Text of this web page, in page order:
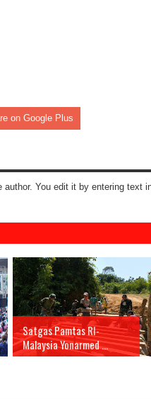
on Google Plus
You edit it by entering text
Satgas Pamtas RI-
Malaysia Yonarmed ...